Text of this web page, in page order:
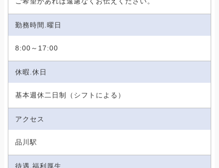
勤務時間.曜日
8:00～17:00
休暇.休日
基本週休二日制（シフトによる）
アクセス
品川駅
待遇.福利厚生